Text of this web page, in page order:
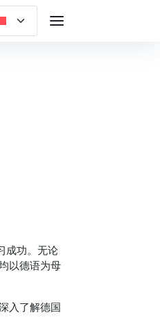
成功。无论
以德语为母
入了解德国